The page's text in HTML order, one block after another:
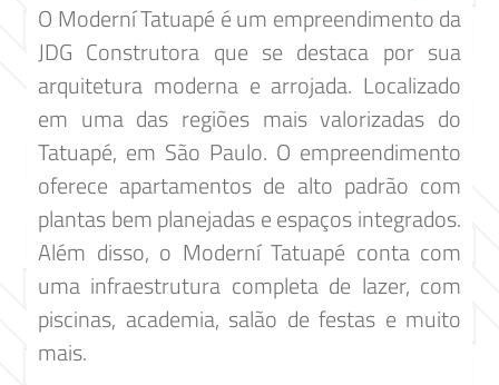
O Moderní Tatuapé é um empreendimento da
JDG Construtora que se destaca por sua
arquitetura moderna e arrojada. Localizado
em uma das regiões mais valorizadas do
Tatuapé, em São Paulo. O empreendimento
oferece apartamentos de alto padrão com
plantas bem planejadas e espaços integrados.
Além disso, o Moderní Tatuapé conta com
uma infraestrutura completa de lazer, com
piscinas, academia, salão de festas e muito
mais.